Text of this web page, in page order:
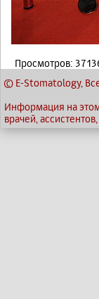
Просмотров:
© E-Stomatology,
Информация на
врачей,